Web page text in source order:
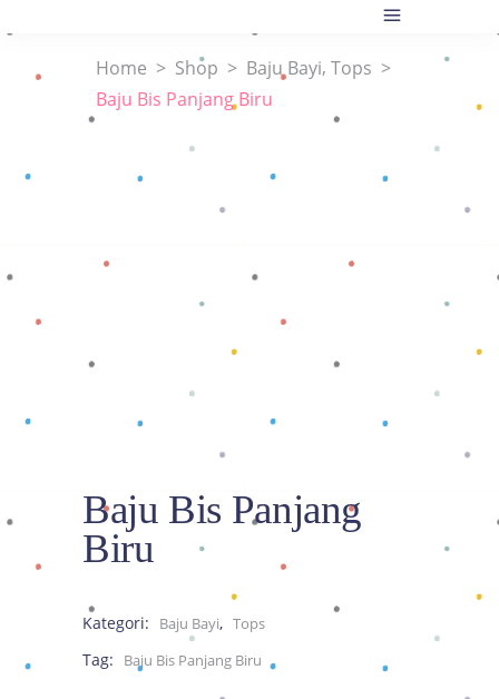
Home > Shop > Baju Bayi, Tops >
Baju Bis Panjang Biru
Baju Bis Panjang
Biru
Kategori: Baju Bayi, Tops
Tag: Baju Bis Panjang Biru